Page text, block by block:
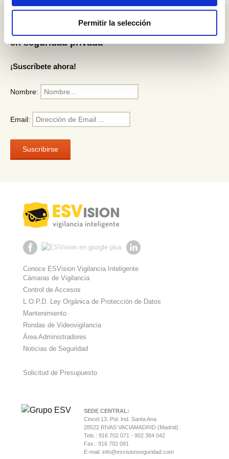
Permitir la selección
en seguridad privada
¡Suscríbete ahora!
Nombre:
Email:
Conoce ESVision Vigilancia Inteligente
Cámaras de Vigilancia
Control de Accesos
L.O.P.D. Ley Orgánica de Protección de Datos
Mantenimiento
Rondas de Videovigilancia
Área Administradores
Noticias de Seguridad
Solicitud de Presupuesto
SEDE CENTRAL:
Cincel 13. Pol. Ind. Santa Ana
28522 RIVAS VACIAMADRID (Madrid).
Tels.: 916 702 071 - 902 384 042
Fax.: 916 702 091
E-mail: info@esvisionseguridad.com